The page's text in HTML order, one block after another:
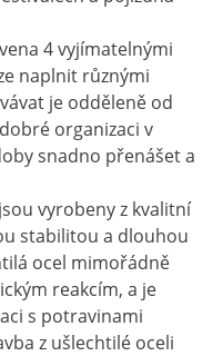
4 vyjímatelnými
naplnit různými
je odděleně od
organizaci v
snadno přenášet a
vyrobeny z kvalitní
stabilitou a dlouhou
ocel mimořádně
reakcím, a je
s potravinami
z ušlechtilé oceli